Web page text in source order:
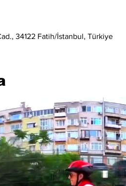
34122 Fatih/İstanbul, Türkiye